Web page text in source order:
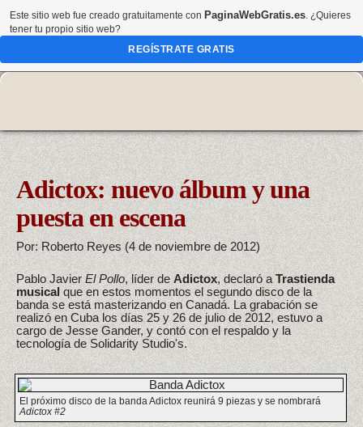
Adictox: nuevo álbum y una
puesta en escena
Por: Roberto Reyes (4 de noviembre de 2012)
Pablo JavierEl Pollo, líder de Adictox, declaró aTrastienda
musicalque en estos momentos el segundo disco de la
banda se está masterizando en Canadá. La grabación se
realizó en Cuba los días 25 y 26 de julio de 2012, estuvo a
cargo de Jesse Gander, y contó con el respaldo y la
tecnología de Solidarity Studio's.
El próximo disco de la banda Adictox reunirá 9 piezas y se nombrará
Adictox #2
Este sitio web fue creado gratuitamente con PaginaWebGratis.es. ¿Quieres
tener tu propio sitio web?
REGÍSTRATE GRATIS